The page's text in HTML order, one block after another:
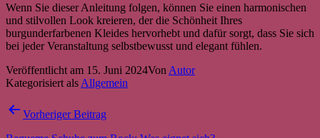
Wenn Sie dieser Anleitung folgen, können Sie einen harmonischen
und stilvollen Look kreieren, der die Schönheit Ihres
burgunderfarbenen Kleides hervorhebt und dafür sorgt, dass Sie sich
bei jeder Veranstaltung selbstbewusst und elegant fühlen.
Veröffentlicht am 15. Juni 2024Von Autor
Kategorisiert als Allgemein
Beitragsnavigation
Vorheriger Beitrag